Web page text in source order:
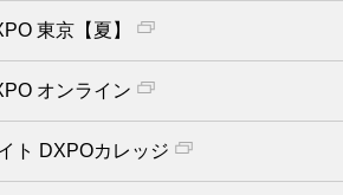
東京【夏】
オンライン
ト DXPOカレッジ